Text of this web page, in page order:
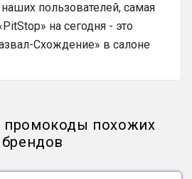
пользователей, самая
на сегодня - это
Схождение» в салоне
промокоды похожих
брендов